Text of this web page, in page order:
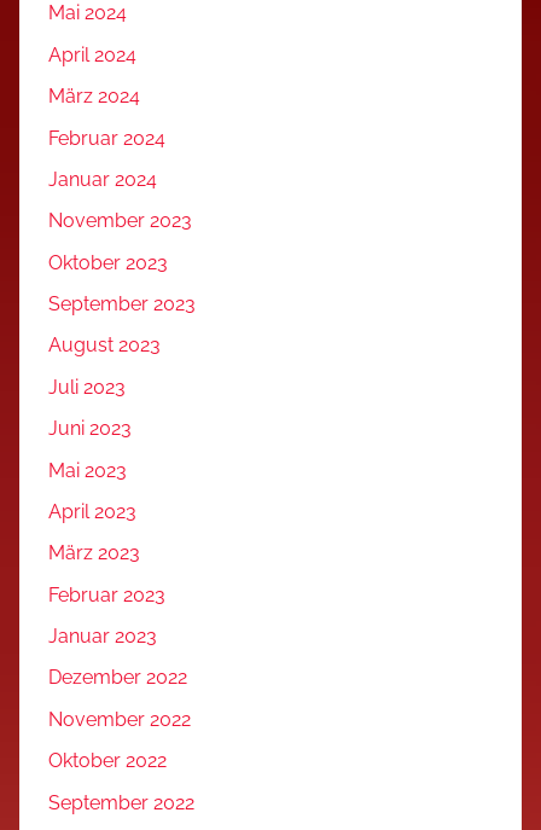
Mai 2024
April 2024
März 2024
Februar 2024
Januar 2024
November 2023
Oktober 2023
September 2023
August 2023
Juli 2023
Juni 2023
Mai 2023
April 2023
März 2023
Februar 2023
Januar 2023
Dezember 2022
November 2022
Oktober 2022
September 2022